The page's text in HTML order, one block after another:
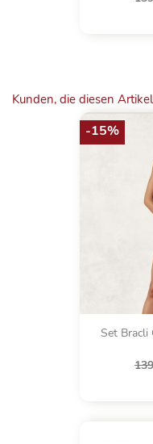
Kunden, die diesen
Set Bracli
-15%